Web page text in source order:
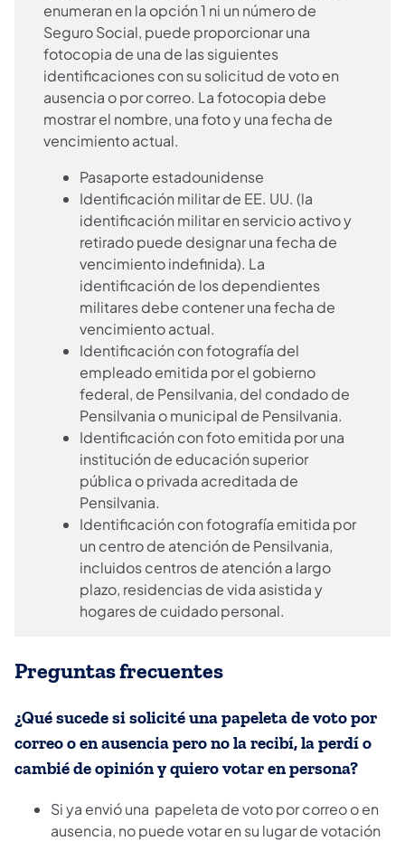
enumeran en la opción 1 ni un número de
Seguro Social, puede proporcionar una
fotocopia de una de las siguientes
identificaciones con su solicitud de voto en
ausencia o por correo. La fotocopia debe
mostrar el nombre, una foto y una fecha de
vencimiento actual.
Pasaporte estadounidense
Identificación militar de EE. UU. (la
identificación militar en servicio activo y
retirado puede designar una fecha de
vencimiento indefinida). La
identificación de los dependientes
militares debe contener una fecha de
vencimiento actual.
Identificación con fotografía del
empleado emitida por el gobierno
federal, de Pensilvania, del condado de
Pensilvania o municipal de Pensilvania.
Identificación con foto emitida por una
institución de educación superior
pública o privada acreditada de
Pensilvania.
Identificación con fotografía emitida por
un centro de atención de Pensilvania,
incluidos centros de atención a largo
plazo, residencias de vida asistida y
hogares de cuidado personal.
Preguntas frecuentes
¿Qué sucede si solicité una papeleta de voto por
correo o en ausencia pero no la recibí, la perdí o
cambié de opinión y quiero votar en persona?
Si ya envió una papeleta de voto por correo o en
ausencia, no puede votar en su lugar de votación